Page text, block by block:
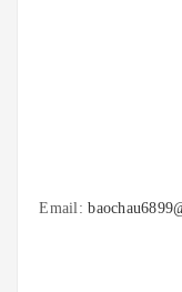
Email: